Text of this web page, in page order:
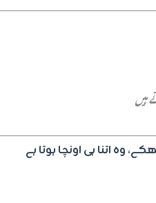
ہیں
وہ اتنا ہی اونچا ہوتا ہے